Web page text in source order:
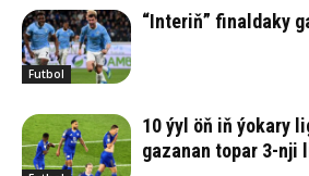
Futbol
“Interiň” finaldaky
10 ýyl öň iň ýokary
gazanan topar 3-nji